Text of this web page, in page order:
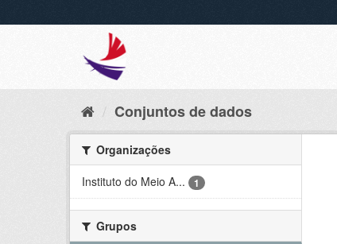
Conjuntos de dados
Organizações
Instituto do Meio A...
1
Grupos